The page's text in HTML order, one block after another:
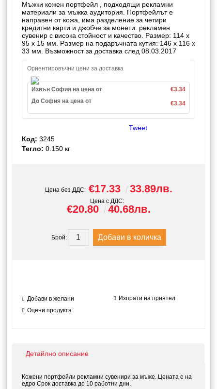
Мъжки кожен портфейл , подходящи рекламни
материали за мъжка аудитория. Портфейлът е
направен от кожа, има разделение за четири
кредитни карти и джобче за монети. рекламен
сувенир с висока стойност и качество. Размер: 114 x
95 x 15 мм. Размер на подаръчната кутия: 146 x 116 x
33 мм. Възможност за доставка след 08.03.2017
Ориентировъчни цени за доставка
Извън София на цена от
€3.34
До София на цена от
€3.34
Tweet
Код: 3245
Тегло: 0.150 кг
Цена без ДДС: €17.33 33.89лв.
Цена с ДДС:
€20.80 40.68лв.
Брой:
Добави в желани
Изпрати на приятел
Оцени продукта
Детайлно описание
Кожени портфейли рекламни сувенири за мъже. Цената е на
едро Срок доставка до 10 работни дни.